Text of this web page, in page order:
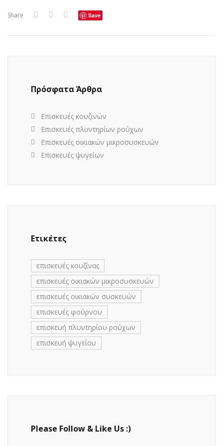
Share Save
Πρόσφατα Άρθρα
Επισκευές κουζινών
Επισκευές πλυντηρίων ρούχων
Επισκευές οικιακών μικροσυσκευών
Επισκευές ψυγείων
Ετικέτες
επισκευές κουζίνας
επισκευές οικιακών μικροσυσκευών
επισκευές οικιακών συσκευών
επισκευές φούρνου
επισκευή πλυντηρίου ρούχων
επισκευή ψυγείου
Please Follow & Like Us :)